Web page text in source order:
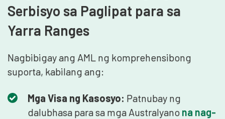
Serbisyo sa Paglipat para sa
Yarra Ranges
Nagbibigay ang AML ng komprehensibong
suporta, kabilang ang:
Mga Visa ng Kasosyo: Patnubay ng
dalubhasa para sa mga Australyano na nag-